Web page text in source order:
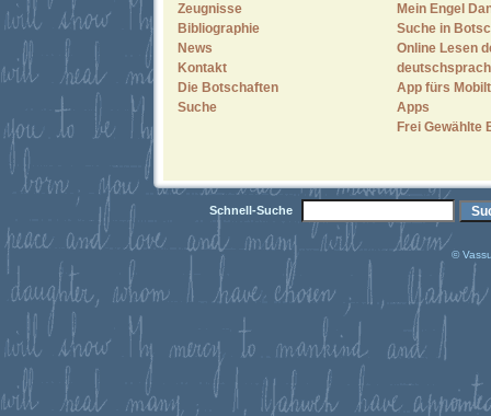
Zeugnisse
Bibliographie
News
Kontakt
Die Botschaften
Suche
Mein Engel
Suche in
Online Lesen
App fürs
Apps
Frei Gewählte
Schnell-Suche
©